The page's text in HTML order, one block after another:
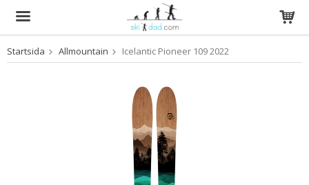
Produkten har blivit tillagd i varukorgen
Startsida Allmountain Icelantic Pioneer 109 2022